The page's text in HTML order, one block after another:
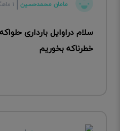
مامان محمدحسین ۱ ماهگی
سلام دراوایل بارداری
خطرناکه بخوریم